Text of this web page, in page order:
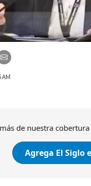
AM
de nuestra
Agrega El Siglo